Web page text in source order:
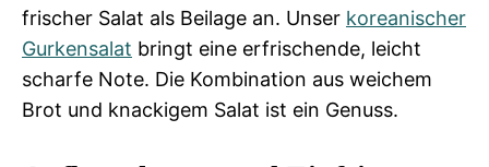
frischer Salat als Beilage an. Unser koreanischer
Gurkensalat bringt eine erfrischende, leicht
scharfe Note. Die Kombination aus weichem
Brot und knackigem Salat ist ein Genuss.